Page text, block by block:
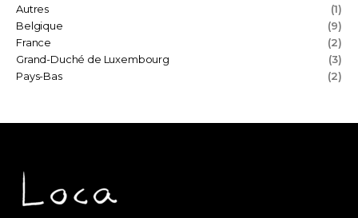
Autres
(1)
Belgique
(9)
France
(2)
Grand-Duché de Luxembourg
(3)
Pays-Bas
(2)